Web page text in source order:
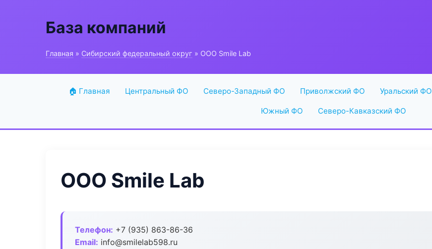
База компаний
Главная » Сибирский федеральный округ » ООО Smile Lab
🏠 Главная Центральный ФО Северо-Западный ФО Приволжский ФО Уральский ФО
Южный ФО Северо-Кавказский ФО
ООО Smile Lab
Телефон: +7 (935) 863-86-36
Email: info@smilelab598.ru